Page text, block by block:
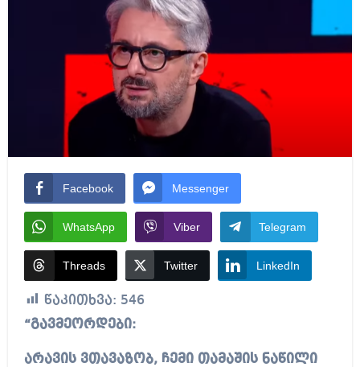
Facebook Messenger
WhatsApp Viber Telegram
Threads Twitter LinkedIn
წაკითხვა: 546
“გავმეორდები:
არავის ვთავაზობ, ჩემი თამაშის ნაწილი